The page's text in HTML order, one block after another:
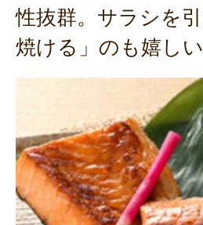
性抜群。サラシを
焼ける」のも嬉し